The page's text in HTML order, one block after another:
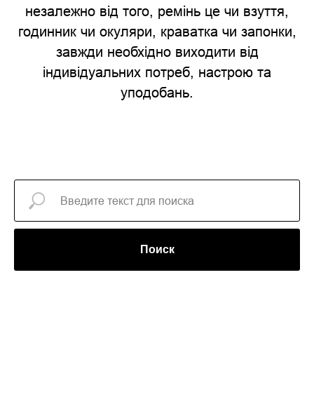
незалежно від того, ремінь це чи взуття,
годинник чи окуляри, краватка чи запонки,
завжди необхідно виходити від
індивідуальних потреб, настрою та
уподобань.
Поиск